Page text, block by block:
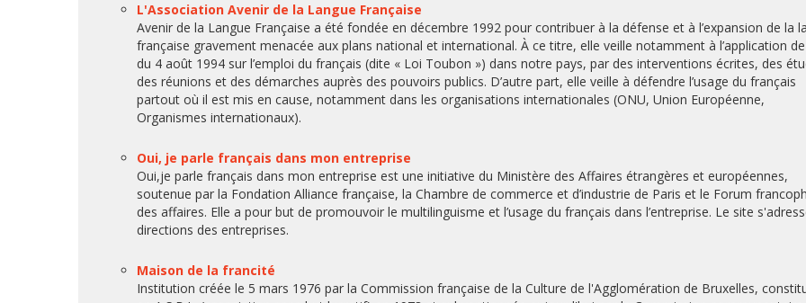
L'Association Avenir de la Langue Française
Avenir de la Langue Française a été fondée en décembre 1992 pour contribuer à la défense et à l’expansion de la
française gravement menacée aux plans national et international. À ce titre, elle veille notamment à l’application
du 4 août 1994 sur l’emploi du français (dite « Loi Toubon ») dans notre pays, par des interventions écrites, des
des réunions et des démarches auprès des pouvoirs publics. D’autre part, elle veille à défendre l’usage du français
partout où il est mis en cause, notamment dans les organisations internationales (ONU, Union Européenne,
Organismes internationaux).
Oui, je parle français dans mon entreprise
Oui,je parle français dans mon entreprise est une initiative du Ministère des Affaires étrangères et européennes,
soutenue par la Fondation Alliance française, la Chambre de commerce et d’industrie de Paris et le Forum
des affaires. Elle a pour but de promouvoir le multilinguisme et l’usage du français dans l’entreprise. Le site
directions des entreprises.
Maison de la francité
Institution créée le 5 mars 1976 par la Commission française de la Culture de l'Agglomération de Bruxelles,